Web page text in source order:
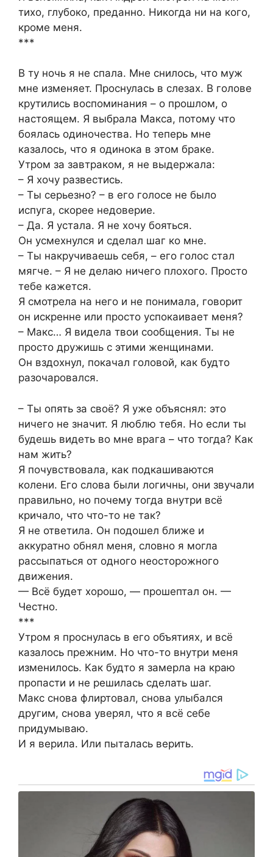
тихо, глубоко, преданно. Никогда ни на кого,
кроме меня.
***
В ту ночь я не спала. Мне снилось, что муж
мне изменяет. Проснулась в слезах. В голове
крутились воспоминания – о прошлом, о
настоящем. Я выбрала Макса, потому что
боялась одиночества. Но теперь мне
казалось, что я одинока в этом браке.
Утром за завтраком, я не выдержала:
– Я хочу развестись.
– Ты серьезно? – в его голосе не было
испуга, скорее недоверие.
– Да. Я устала. Я не хочу бояться.
Он усмехнулся и сделал шаг ко мне.
– Ты накручиваешь себя, – его голос стал
мягче. – Я не делаю ничего плохого. Просто
тебе кажется.
Я смотрела на него и не понимала, говорит
он искренне или просто успокаивает меня?
– Макс… Я видела твои сообщения. Ты не
просто дружишь с этими женщинами.
Он вздохнул, покачал головой, как будто
разочаровался.
– Ты опять за своё? Я уже объяснял: это
ничего не значит. Я люблю тебя. Но если ты
будешь видеть во мне врага – что тогда? Как
нам жить?
Я почувствовала, как подкашиваются
колени. Его слова были логичны, они звучали
правильно, но почему тогда внутри всё
кричало, что что-то не так?
Я не ответила. Он подошел ближе и
аккуратно обнял меня, словно я могла
рассыпаться от одного неосторожного
движения.
— Всё будет хорошо, — прошептал он. —
Честно.
***
Утром я проснулась в его объятиях, и всё
казалось прежним. Но что-то внутри меня
изменилось. Как будто я замерла на краю
пропасти и не решилась сделать шаг.
Макс снова флиртовал, снова улыбался
другим, снова уверял, что я всё себе
придумываю.
И я верила. Или пыталась верить.